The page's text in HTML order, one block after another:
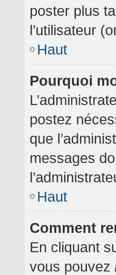
poster plus
l’utilisateur
Haut
Pourquoi
postez
que
messages
Haut
Comment
En cliquant
vous pouvez